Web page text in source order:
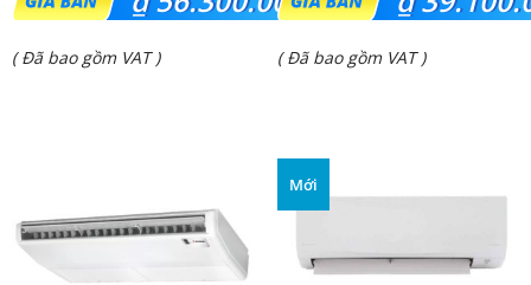
gốc
là:
Giá
₫ 56.300.000.
( Đã bao gồm VAT )
gốc
là:
Giá
₫ 39.100.000.
( Đã bao gồm VAT )
Mới